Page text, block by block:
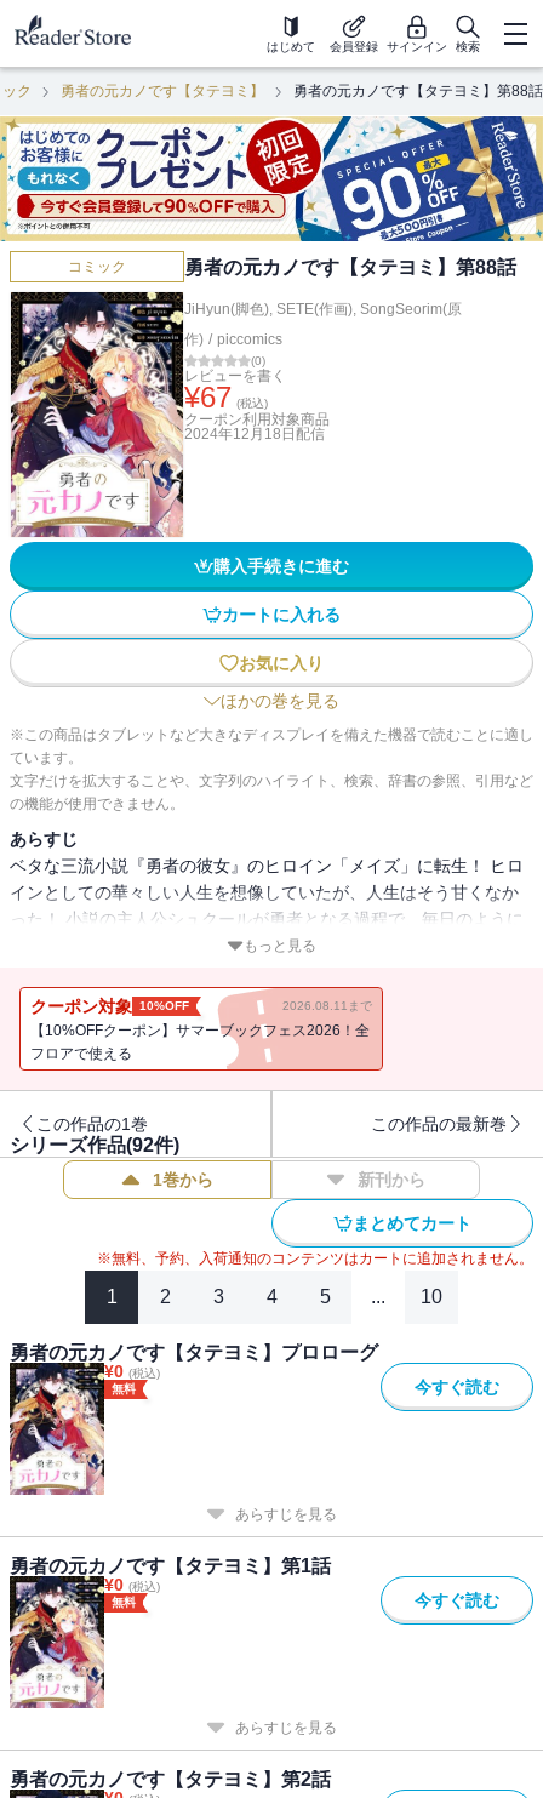
はじめて 会員登録 サインイン 検索
ク 勇者の元カノです【タテヨミ】 勇者の元カノです【タテヨミ】第88話
コミック 勇者の元カノです【タテヨミ】第88話
JiHyun(脚色), SETE(作画), SongSeorim(原
作) / piccomics
(0)
レビューを書く
¥67 (税込)
クーポン利用対象商品
2024年12月18日 配信
購入手続きに進む
カートに入れる
お気に入り
ほかの巻を見る
※この商品はタブレットなど大きなディスプレイを備えた機器で読むことに適し
ています。
文字だけを拡大することや、文字列のハイライト、検索、辞書の参照、引用など
の機能が使用できません。
あらすじ
ベタな三流小説『勇者の彼女』のヒロイン「メイズ」に転生！ ヒロ
インとしての華々しい人生を想像していたが、人生はそう甘くなか
った！ 小説の主人公シュクールが勇者となる過程で、毎日のように
誘拐されたり、彼が他の女たちとイチャつくのを見て過ごす日々。
視してシュクールに別れを告げる！ そしてお見合いを通して超ハイ
スペック男子イスと出会うが… 果たして本当の幸せを見つけること
はできるの!?
もっと見る
クーポン対象 10%OFF 2026.08.11まで
【10%OFFクーポン】サマーブックフェス2026！全
フロアで使える
この作品の1巻 この作品の最新巻
シリーズ作品(92件)
1巻から 新刊から
まとめてカート
※無料、予約、入荷通知のコンテンツはカートに追加されません。
1 2 3 4 5 ... 10
勇者の元カノです【タテヨミ】プロローグ
¥0 (税込)
無料
今すぐ読む
あらすじを見る
勇者の元カノです【タテヨミ】第1話
¥0 (税込)
無料
今すぐ読む
あらすじを見る
勇者の元カノです【タテヨミ】第2話